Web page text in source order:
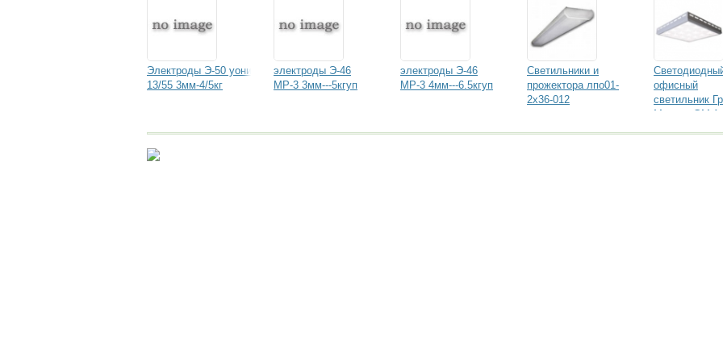
Электроды Э-50 уони
13/55 3мм-4/5кг
электроды Э-46
МР-3 3мм---5кгуп
электроды Э-46
МР-3 4мм---6.5кгуп
Светильники и
прожектора лпо01-
2х36-012
офисный
светильник
Мастер GM